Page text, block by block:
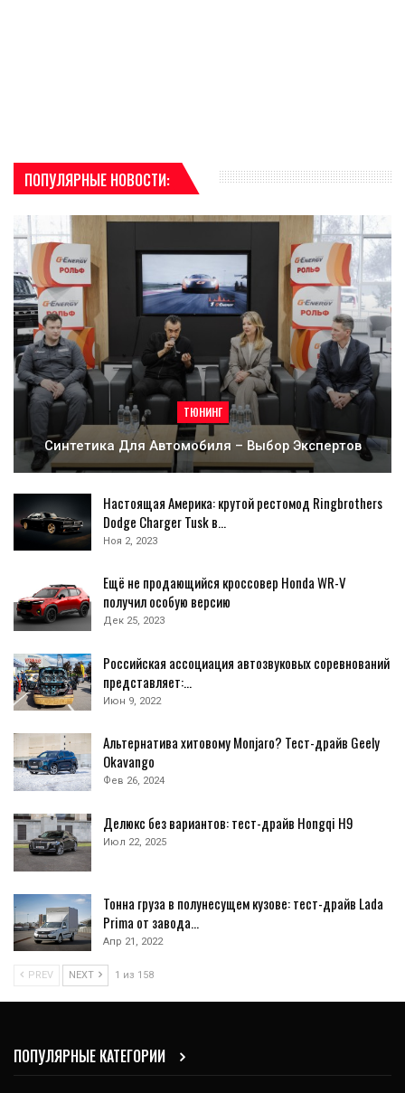
ПОПУЛЯРНЫЕ НОВОСТИ:
ТЮНИНГ
Синтетика Для Автомобиля – Выбор Экспертов
Настоящая Америка: крутой рестомод Ringbrothers
Dodge Charger Tusk в…
Ноя 2, 2023
Ещё не продающийся кроссовер Honda WR-V
получил особую версию
Дек 25, 2023
Российская ассоциация автозвуковых соревнований
представляет:…
Июн 9, 2022
Альтернатива хитовому Monjaro? Тест-драйв Geely
Okavango
Фев 26, 2024
Делюкс без вариантов: тест-драйв Hongqi H9
Июл 22, 2025
Тонна груза в полунесущем кузове: тест-драйв Lada
Prima от завода…
Апр 21, 2022
PREV NEXT 1 из 158
ПОПУЛЯРНЫЕ КАТЕГОРИИ